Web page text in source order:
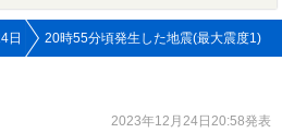
日 20時55分頃発生した地震(最大震度1)
2023年12月24日20:58発表